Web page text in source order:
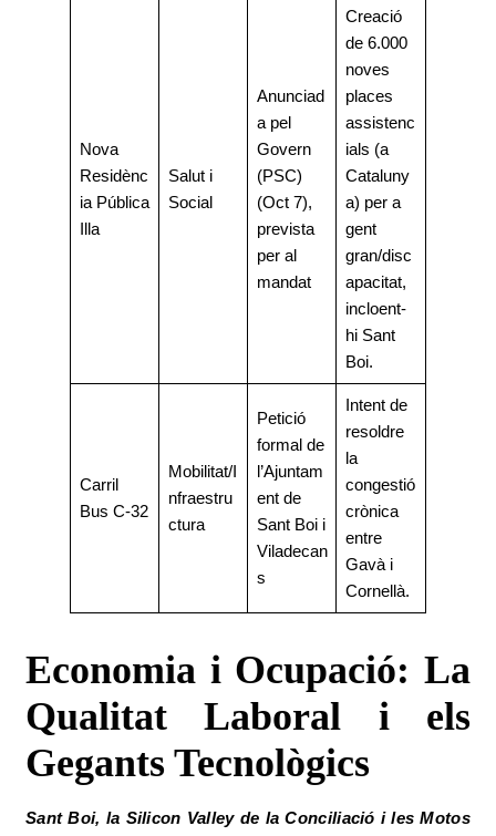
Nova
Residènc
ia Pública
Illa
Salut i
Social
Anunciad
a pel
Govern
(PSC)
(Oct 7),
prevista
per al
mandat
Creació
de 6.000
noves
places
assistenc
ials (a
Cataluny
a) per a
gent
gran/disc
apacitat,
incloent-
hi Sant
Boi.
Carril
Bus C-32
Mobilitat/I
nfraestru
ctura
Petició
formal de
l’Ajuntam
ent de
Sant Boi i
Viladecan
s
Intent de
resoldre
la
congestió
crònica
entre
Gavà i
Cornellà.
Economia i Ocupació: La
Qualitat Laboral i els
Gegants Tecnològics
Sant Boi, la Silicon Valley de la Conciliació i les Motos